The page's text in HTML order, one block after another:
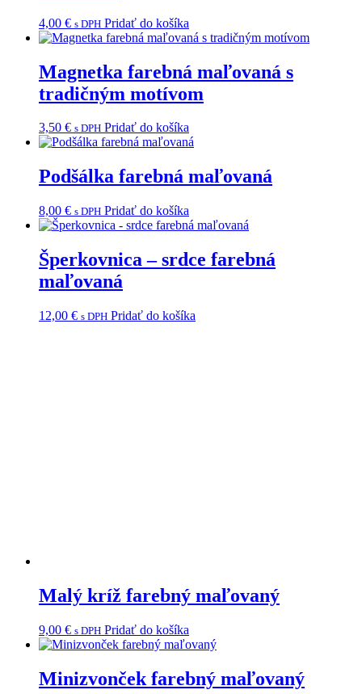
4,00 € s DPH Pridať do košíka
Magnetka farebná maľovaná s
tradičným motívom
3,50 € s DPH Pridať do košíka
Podšálka farebná maľovaná
8,00 € s DPH Pridať do košíka
Šperkovnica – srdce farebná
maľovaná
12,00 € s DPH Pridať do košíka
Malý kríž farebný maľovaný
9,00 € s DPH Pridať do košíka
Minizvonček farebný maľovaný